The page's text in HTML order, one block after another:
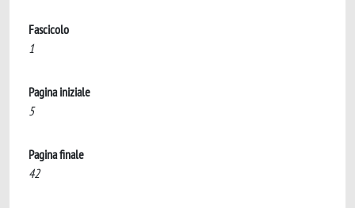
Fascicolo
1
Pagina iniziale
5
Pagina finale
42